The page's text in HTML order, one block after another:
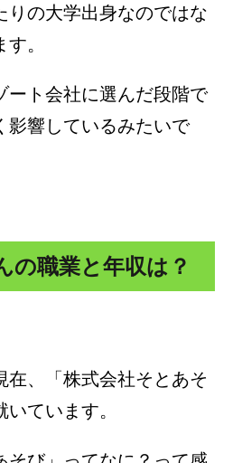
りの大学出身なのではな
。
ート会社に選んだ段階で
影響しているみたいで
の職業と年収は？
在、「株式会社そとあそ
ています。